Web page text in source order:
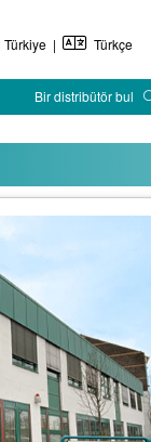
Türkiye | Türkçe
Bir distribütör bul